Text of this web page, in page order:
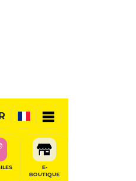
E-
BOUTIQUE